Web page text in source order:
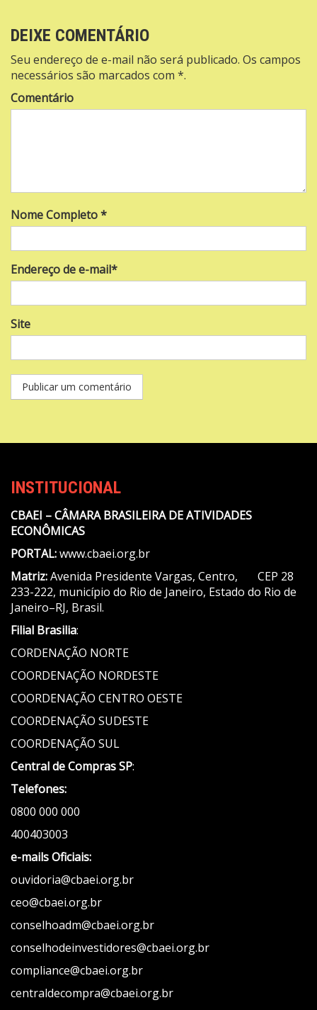
Post
DEIXE COMENTÁRIO
Seu endereço de e-mail não será publicado. Os campos
necessários são marcados com *.
Comentário
Nome Completo *
Endereço de e-mail*
Site
INSTITUCIONAL
CBAEI – CÂMARA BRASILEIRA DE ATIVIDADES
ECONÔMICAS
PORTAL:www.cbaei.org.br
Matriz:Avenida Presidente Vargas, Centro, CEP 28
233-222, município do Rio de Janeiro, Estado do Rio de
Janeiro–RJ, Brasil.
Filial Brasilia:
CORDENAÇÃO NORTE
COORDENAÇÃO NORDESTE
COORDENAÇÃO CENTRO OESTE
COORDENAÇÃO SUDESTE
COORDENAÇÃO SUL
Central de Compras SP:
Telefones:
0800 000 000
400403003
e-mails Oficiais:
ouvidoria@cbaei.org.br
ceo@cbaei.org.br
conselhoadm@cbaei.org.br
conselhodeinvestidores@cbaei.org.br
compliance@cbaei.org.br
centraldecompra@cbaei.org.br